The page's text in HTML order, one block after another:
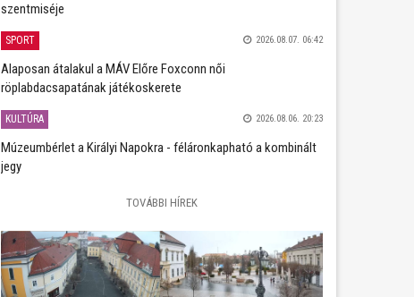
szentmiséje
SPORT 2026.08.07. 06:42
Alaposan átalakul a MÁV Előre Foxconn női
röplabdacsapatának játékoskerete
KULTÚRA 2026.08.06. 20:23
Múzeumbérlet a Királyi Napokra - féláronkapható a kombinált
jegy
TOVÁBBI HÍREK